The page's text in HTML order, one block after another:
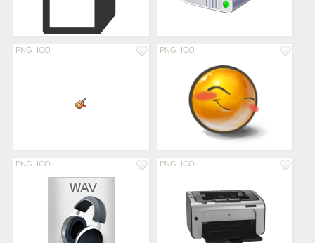
PNG ICO PNG ICO
PNG ICO PNG ICO